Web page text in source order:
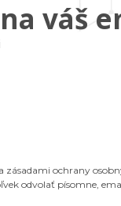
váš
zásadami ochrany
odvolať písomne,